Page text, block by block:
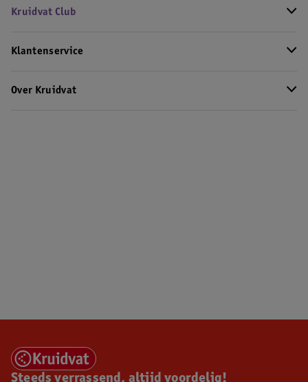
Kruidvat Club
Klantenservice
Over Kruidvat
Steeds verrassend, altijd voordelig!